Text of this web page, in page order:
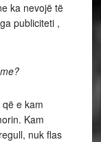
ka nevojë të
publiciteti ,
e kam
Kam
nuk flas